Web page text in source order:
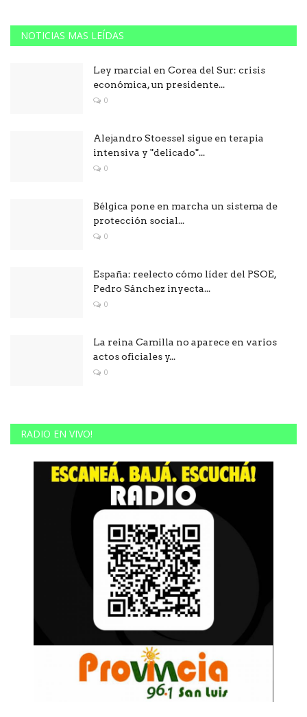
NOTICIAS MAS LEÍDAS
Ley marcial en Corea del Sur: crisis
económica, un presidente...
0
Alejandro Stoessel sigue en terapia
intensiva y "delicado"...
0
Bélgica pone en marcha un sistema de
protección social...
0
España: reelecto cómo líder del PSOE,
Pedro Sánchez inyecta...
0
La reina Camilla no aparece en varios
actos oficiales y...
0
RADIO EN VIVO!